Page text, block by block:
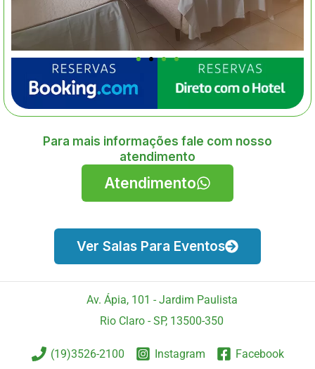
Para mais informações fale com nosso
atendimento
Atendimento
Ver Salas Para Eventos
Av. Ápia, 101 - Jardim Paulista
Rio Claro - SP, 13500-350
(19)3526-2100 Instagram Facebook